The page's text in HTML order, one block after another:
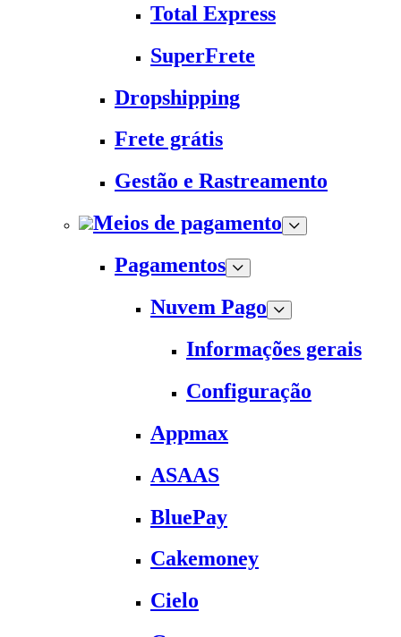
Total Express
SuperFrete
Dropshipping
Frete grátis
Gestão e Rastreamento
Meios de pagamento
Pagamentos
Nuvem Pago
Informações gerais
Configuração
Appmax
ASAAS
BluePay
Cakemoney
Cielo